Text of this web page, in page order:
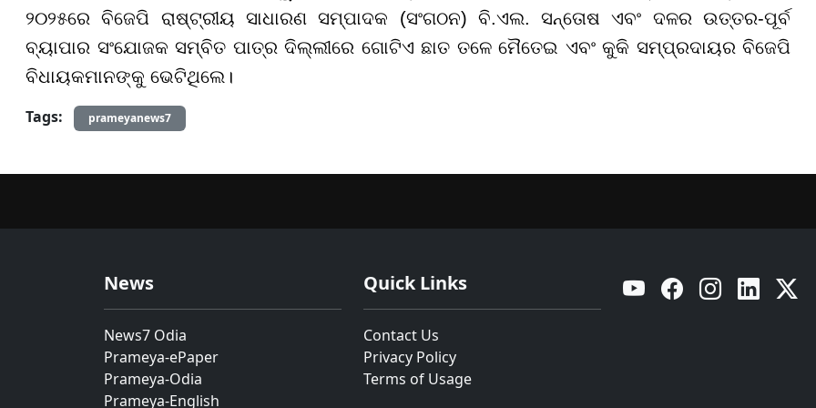
୨୦୨୫ରେ ବିଜେପି ରାଷ୍ଟ୍ରୀୟ ସାଧାରଣ ସମ୍ପାଦକ (ସଂଗଠନ) ବି.ଏଲ. ସନ୍ତୋଷ ଏବଂ ଦଳର ଉତ୍ତର-ପୂର୍ବ
ବ୍ୟାପାର ସଂଯୋଜକ ସମ୍ବିତ ପାତ୍ର ଦିଲ୍ଲୀରେ ଗୋଟିଏ ଛାତ ତଳେ ମୈତେଇ ଏବଂ କୁକି ସମ୍ପ୍ରଦାୟର ବିଜେପି
ବିଧାୟକମାନଙ୍କୁ ଭେଟିଥିଲେ।
Tags:
prameyanews7
News
News7 Odia
Prameya-ePaper
Prameya-Odia
Prameya-English
Quick Links
Contact Us
Privacy Policy
Terms of Usage
YouTube Facebook Instagram